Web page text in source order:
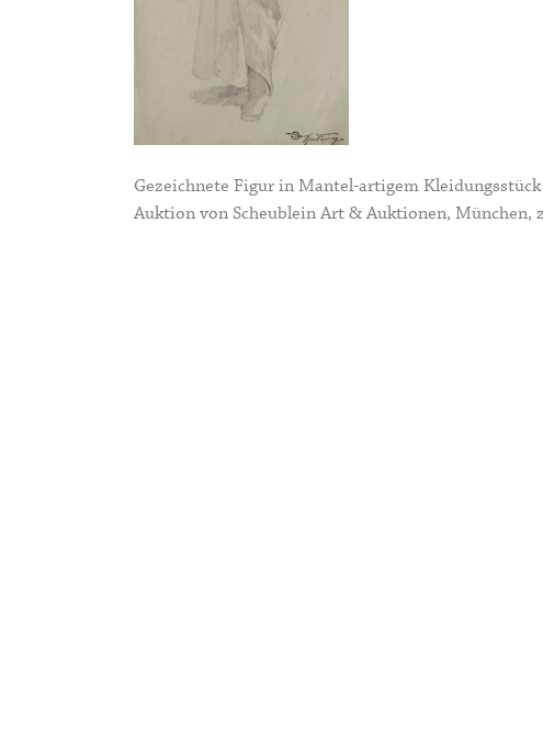
Gezeichnete Figur in Mantel-artigem
Auktion von Scheublein Art & Auktionen, München,